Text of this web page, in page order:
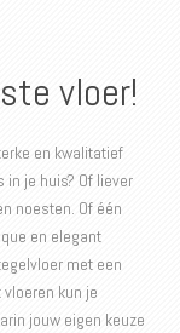
vloer!
en kwalitatief
je huis? Of liever
noesten. Of één
en elegant
met een
kun je
jouw eigen keuze